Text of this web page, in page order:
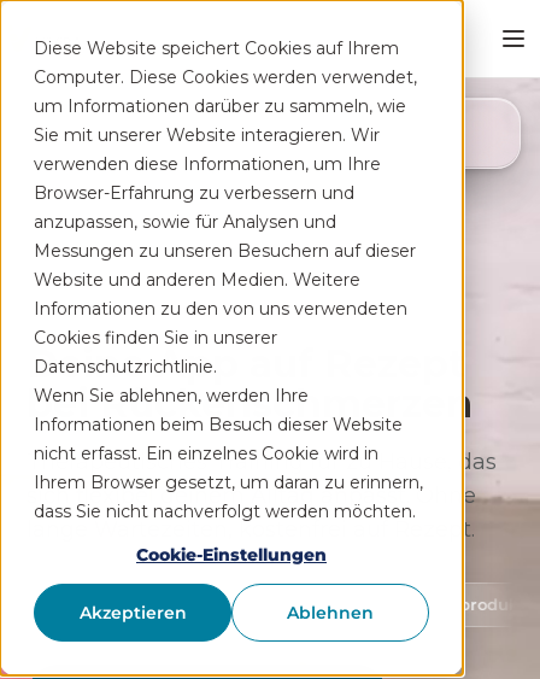
Diese Website speichert Cookies auf Ihrem
Computer. Diese Cookies werden verwendet,
um Informationen darüber zu sammeln, wie
Sie mit unserer Website interagieren. Wir
verwenden diese Informationen, um Ihre
Browser-Erfahrung zu verbessern und
anzupassen, sowie für Analysen und
Messungen zu unseren Besuchern auf dieser
Website und anderen Medien. Weitere
Informationen zu den von uns verwendeten
Cookies finden Sie in unserer
Datenschutzrichtlinie.
Wenn Sie ablehnen, werden Ihre
Informationen beim Besuch dieser Website
nicht erfasst. Ein einzelnes Cookie wird in
Ihrem Browser gesetzt, um daran zu erinnern,
dass Sie nicht nachverfolgt werden möchten.
Cookie-Einstellungen
Akzeptieren Ablehnen
Deine App auf Rezept
bei Rücken­schmerzen
Therapeutisches Training für zu Hause, das
sich flexibel deinem Alltag anpasst. Ohne
lange Wartezeiten, kostenfrei auf Rezept.
Schutz von Gesundheitsdaten Medizinprodukt Klasse 1